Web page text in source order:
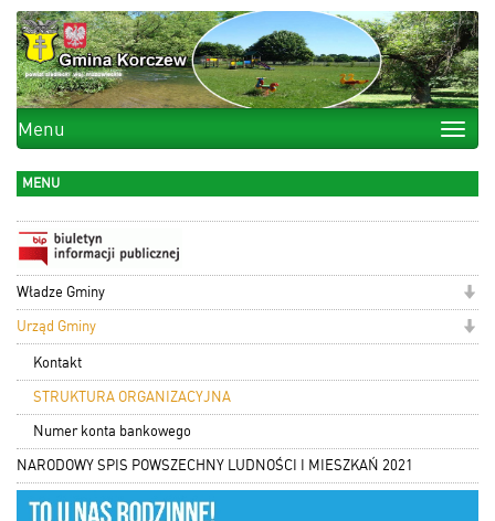
Toggle
Menu
MENU
Władze Gminy
Urząd Gminy
Kontakt
STRUKTURA ORGANIZACYJNA
Numer konta bankowego
NARODOWY SPIS POWSZECHNY LUDNOŚCI I MIESZKAŃ 2021